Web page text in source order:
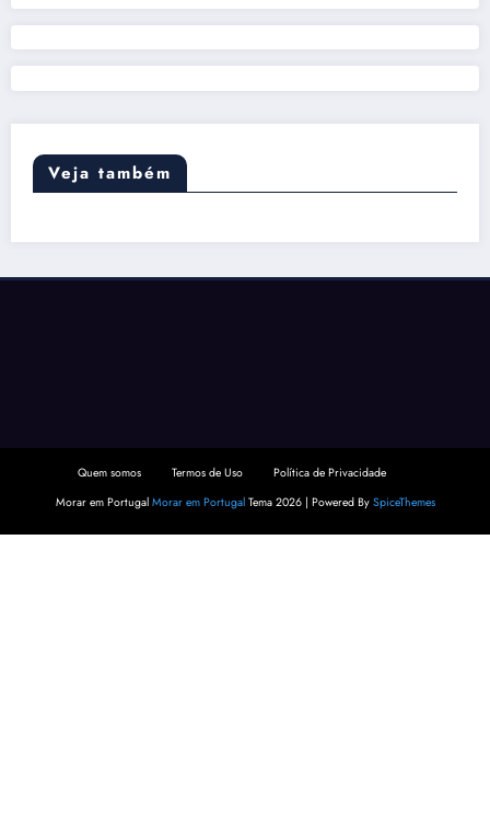
Veja também
Quem somos Termos de Uso
Política de Privacidade
Morar em Portugal Morar em PortugalTema 2026 | Powered By SpiceThemes